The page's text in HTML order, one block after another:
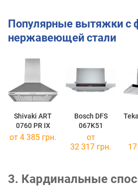
Популярные вытяжки с
нержавеющей стали
Shivaki ART
0760 PR IX
Bosch DFS
067K51
от 4 385 грн.
от
32 317 грн.
3. Кардинальные